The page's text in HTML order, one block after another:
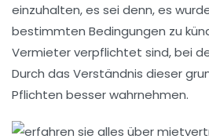
einzuhalten, es sei denn, es
bestimmten Bedingungen zu
Vermieter verpflichtet sind, bei
Durch das Verständnis dieser
Pflichten besser wahrnehmen.